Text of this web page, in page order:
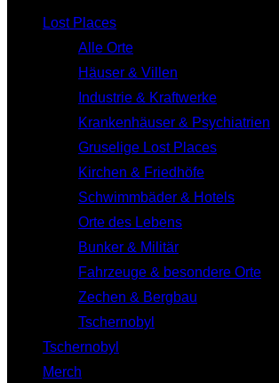
Lost Places
Alle Orte
Häuser & Villen
Industrie & Kraftwerke
Krankenhäuser & Psychiatrien
Gruselige Lost Places
Kirchen & Friedhöfe
Schwimmbäder & Hotels
Orte des Lebens
Bunker & Militär
Fahrzeuge & besondere Orte
Zechen & Bergbau
Tschernobyl
Tschernobyl
Merch